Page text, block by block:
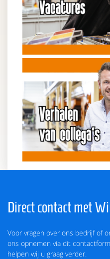
Direct contact met
Voor vragen over ons bedrijf of
ons opnemen via dit
helpen wij u graag verder.